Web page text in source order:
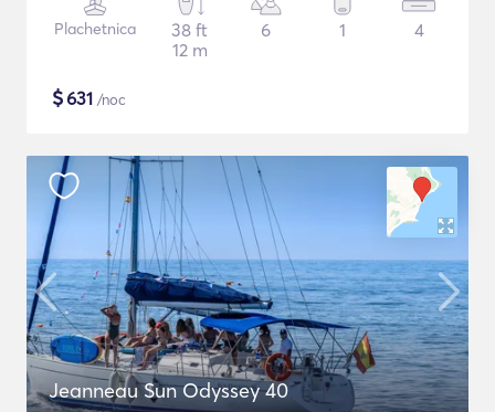
Plachetnica
38 ft
12 m
6 1 4
$631 /noc
Jeanneau Sun Odyssey 40